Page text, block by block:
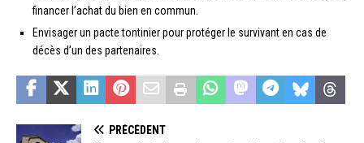
financer l’achat du bien en commun.
Envisager un pacte tontinier pour protéger le survivant en cas de
décès d’un des partenaires.
PRÉCÉDENT